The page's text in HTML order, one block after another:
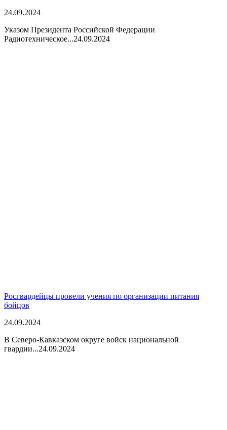
24.09.2024
Указом Президента Российской Федерации
Радиотехническое...24.09.2024
Росгвардейцы провели учения по организации питания
бойцов
24.09.2024
В Северо-Кавказском округе войск национальной
гвардии...24.09.2024